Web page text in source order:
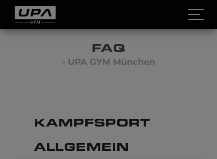
Open
FAQ
- UPA GYM München
KAMPFSPORT
ALLGEMEIN